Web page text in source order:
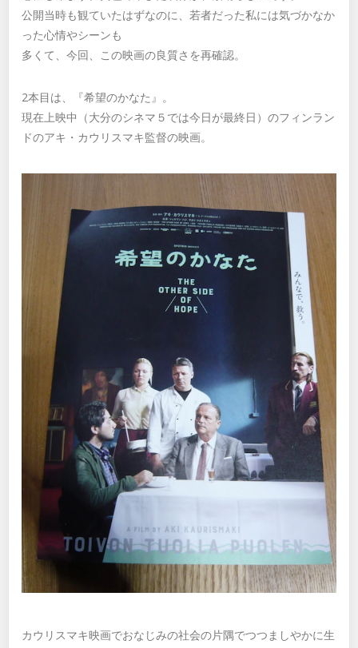
公開当時も観ていたはずなのに、若者だった私には気づかなか
った心情やシーンも
多くて、今回、この映画の良質さを再確認。
2本目は、『希望のかなた』。
現在上映中（大分のシネマ５では今日が最終日）のフィンラン
ドのアキ・カウリスマキ監督の映画。
カウリスマキ映画でおなじみの社会の片隅でつつましやかに生